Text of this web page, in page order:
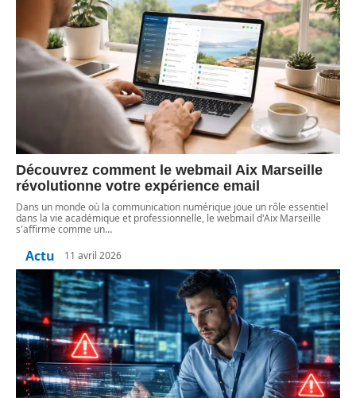
Découvrez comment le webmail Aix Marseille
révolutionne votre expérience email
Dans un monde où la communication numérique joue un rôle essentiel
dans la vie académique et professionnelle, le webmail d'Aix Marseille
s'affirme comme un…
Actu 11 avril 2026